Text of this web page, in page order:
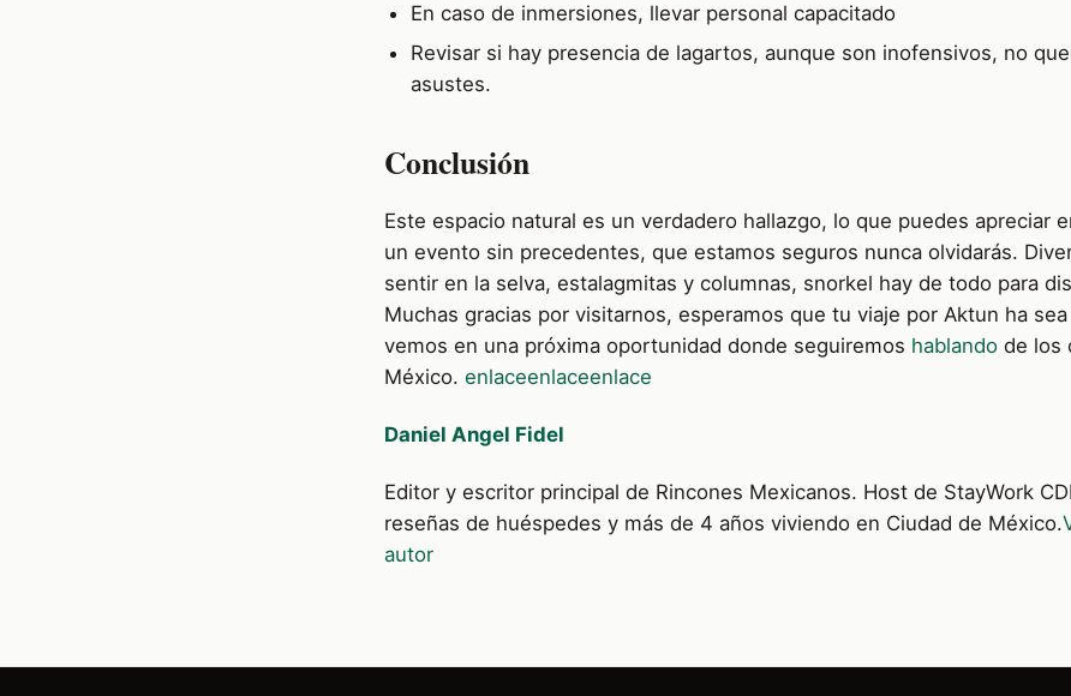
En caso de inmersiones, llevar personal capacitado
Revisar si hay presencia de lagartos, aunque son inofensivos, no
asustes.
Conclusión
Este espacio natural es un verdadero hallazgo, lo que puedes apreciar
un evento sin precedentes, que estamos seguros nunca olvidarás.
sentir en la selva, estalagmitas y columnas, snorkel hay de todo para
Muchas gracias por visitarnos, esperamos que tu viaje por Aktun ha
vemos en una próxima oportunidad donde seguiremos hablando de los
México. enlaceenlaceenlace
Daniel Angel Fidel
Editor y escritor principal de Rincones Mexicanos. Host de StayWork
reseñas de huéspedes y más de 4 años viviendo en Ciudad de México.
autor